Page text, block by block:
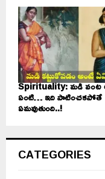
Spirituality: మడి వంట
ఏంటి… ఇది పాటించకపోతే
ఏమవుతుంది..!
CATEGORIES